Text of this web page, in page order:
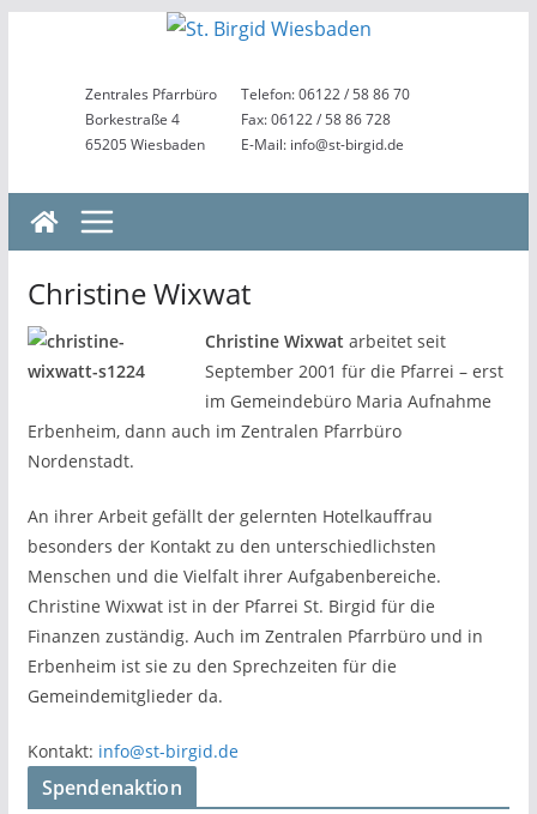
springenZentrales Pfarrbüro
Borkestraße 4
65205 Wiesbaden
Telefon: 06122 / 58 86 70
Fax: 06122 / 58 86 728
E-Mail: info@st-birgid.de
Christine Wixwat
Christine Wixwat arbeitet seit
September 2001 für die Pfarrei – erst
im Gemeindebüro Maria Aufnahme
Erbenheim, dann auch im Zentralen Pfarrbüro
Nordenstadt.
An ihrer Arbeit gefällt der gelernten Hotelkauffrau
besonders der Kontakt zu den unterschiedlichsten
Menschen und die Vielfalt ihrer Aufgabenbereiche.
Christine Wixwat ist in der Pfarrei St. Birgid für die
Finanzen zuständig. Auch im Zentralen Pfarrbüro und in
Erbenheim ist sie zu den Sprechzeiten für die
Gemeindemitglieder da.
Kontakt: info@st-birgid.de
Spendenaktion